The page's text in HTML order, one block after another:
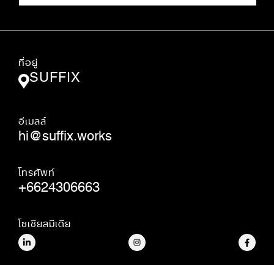
ที่อยู่
SUFFIX
อีเมลล์
hi@suffix.works
โทรศัพท์
+6624306663
โซเชียลมีเดีย